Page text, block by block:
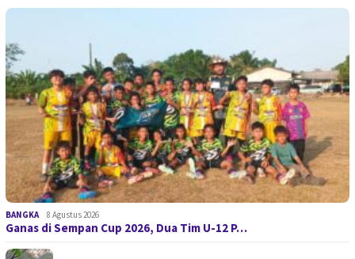
BANGKA 8 Agustus 2026
Ganas di Sempan Cup 2026, Dua Tim U-12 P…